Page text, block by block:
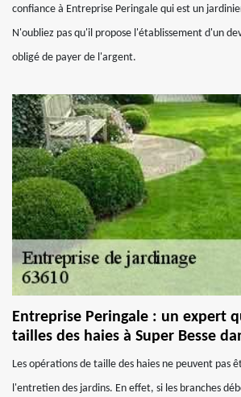
confiance à Entreprise Peringale qui est un
N'oubliez pas qu'il propose l'établissement d'un
obligé de payer de l'argent.
Entreprise Peringale : un expert
tailles des haies à Super Besse
Les opérations de taille des haies ne peuvent pas
l'entretien des jardins. En effet, si les branches